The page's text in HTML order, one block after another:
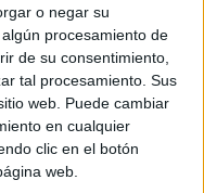
o negar su
procesamiento de
de su consentimiento,
tal procesamiento. Sus
web. Puede cambiar
en cualquier
clic en el botón
web.
que nunca pierde
entre el Ittihad de